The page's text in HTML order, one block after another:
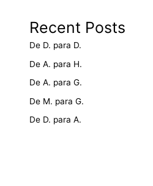
Recent Posts
De D. para D.
De A. para H.
De A. para G.
De M. para G.
De D. para A.